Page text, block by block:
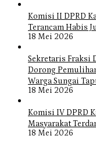
Komisi II DPRD
Terancam Habis
18 Mei 2026
Sekretaris Fraksi
Dorong
Warga Sungai
18 Mei 2026
Komisi IV DPRD
Masyarakat
18 Mei 2026